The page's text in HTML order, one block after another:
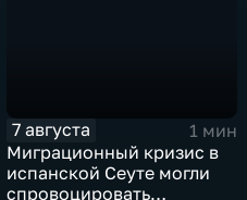
7 августа
1 мин
Миграционный кризис в
испанской Сеуте могли
спровоцировать